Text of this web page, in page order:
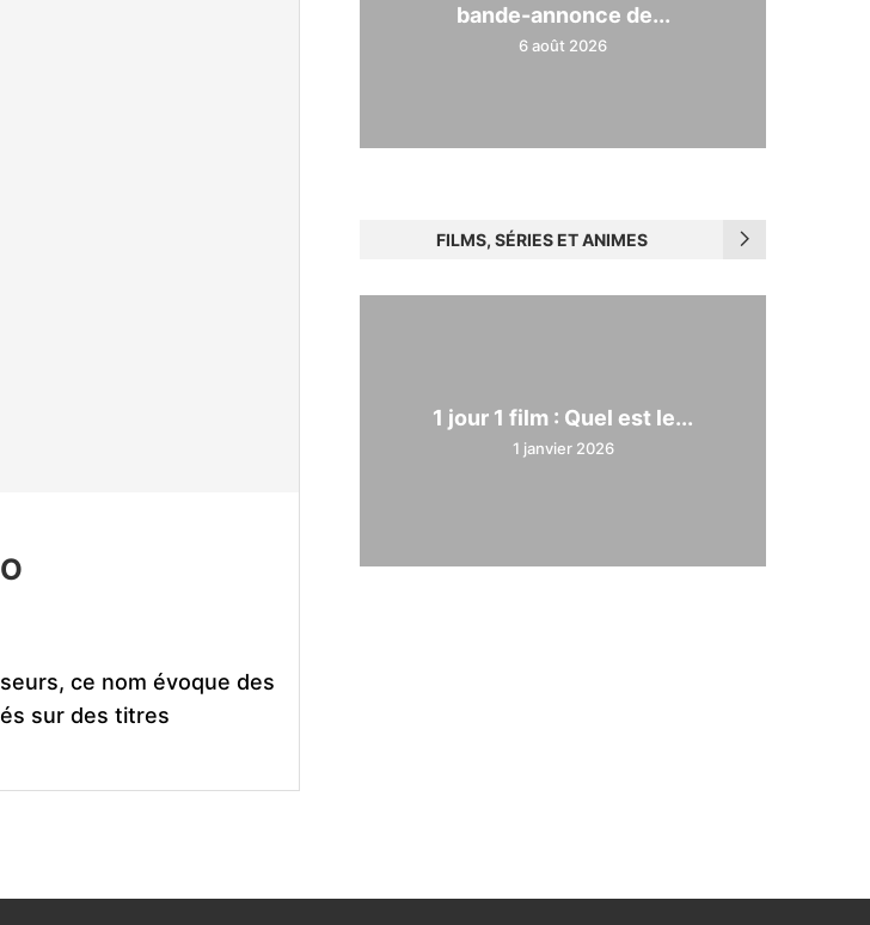
ce nom évoque des
sur des titres
bande-annonce de...
6 août 2026
FILMS, SÉRIES ET ANIMES
1 jour 1 film : Quel est le...
1 janvier 2026